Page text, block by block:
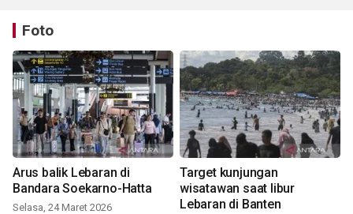
Foto
Arus balik Lebaran di
Bandara Soekarno-Hatta
Selasa, 24 Maret 2026
Target kunjungan
wisatawan saat libur
Lebaran di Banten